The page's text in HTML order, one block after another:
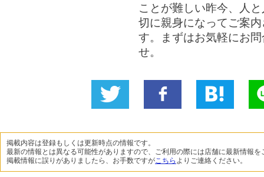
ことが難しい昨今、人
切に親身になってご案
す。まずはお気軽にお
せ。
に投稿
ね！
掲載内容は登録もしくは更新時点の情報です。
最新の情報とは異なる可能性がありますので、ご利用の際には店舗に最新情報を
掲載情報に誤りがありましたら、お手数ですがこちら よりご連絡ください。